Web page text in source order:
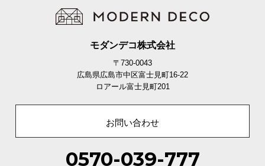
モダンデコ株式会社
〒730-0043
広島県広島市中区富士見町16-22
ロアール富士見町201
お問い合わせ
0570-039-777